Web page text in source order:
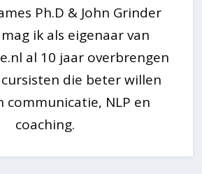
Ph.D & John Grinder
ik als eigenaar van
al 10 jaar overbrengen
cursisten die beter willen
communicatie, NLP en
coaching.